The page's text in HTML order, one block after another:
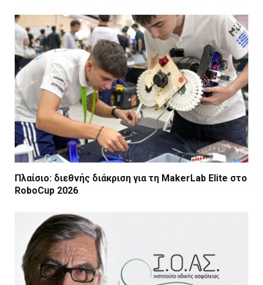
Πλαίσιο: διεθνής διάκριση για τη MakerLab Elite στο
RoboCup 2026